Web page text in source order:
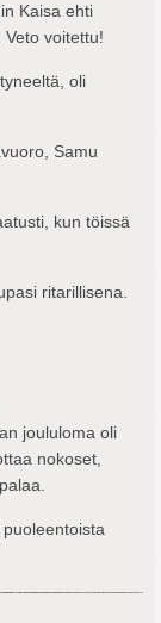
Kaisa ehti
voitettu!
oli
Samu
kun töissä
ritarillisena.
joululoma oli
nokoset,